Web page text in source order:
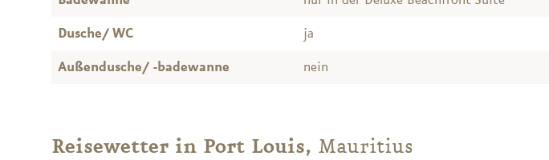
Dusche/ WC ja
Außendusche/ -badewanne nein
Reisewetter in Port Louis, Mauritius